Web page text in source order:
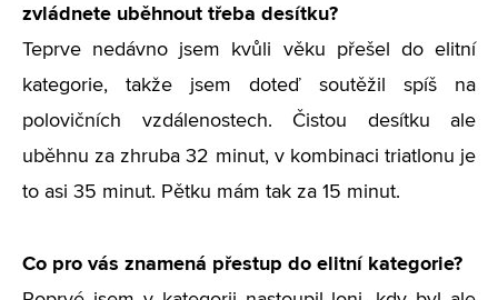
zvládnete uběhnout třeba desítku?
Teprve nedávno jsem kvůli věku přešel do elitní
kategorie, takže jsem doteď soutěžil spíš na
polovičních vzdálenostech. Čistou desítku ale
uběhnu za zhruba 32 minut, v kombinaci triatlonu je
to asi 35 minut. Pětku mám tak za 15 minut.
Co pro vás znamená přestup do elitní kategorie?